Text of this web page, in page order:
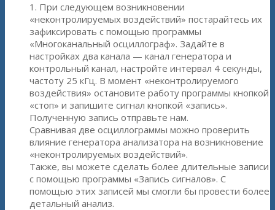
1. При следующем возникновении
«неконтролируемых воздействий» постарайтесь их
зафиксировать с помощью программы
«Многоканальный осциллограф». Задайте в
настройках два канала — канал генератора и
контрольный канал, настройте интервал 4 секунды,
частоту 25 кГц. В момент «неконтролируемого
воздействия» остановите работу программы кнопкой
«стоп» и запишите сигнал кнопкой «запись».
Полученную запись отправьте нам.
Сравнивая две осциллограммы можно проверить
влияние генератора анализатора на возникновение
«неконтролируемых воздействий».
Также, вы можете сделать более длительные записи
с помощью программы «Запись сигналов». С
помощью этих записей мы смогли бы провести более
детальный анализ.